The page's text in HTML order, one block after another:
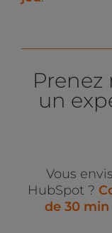
Prenez
un
Vous
HubSpot ? C
de 30